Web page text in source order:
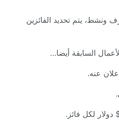
ونشط، يتم تحديد الفائزين
السابقة أيضا…
عنه.